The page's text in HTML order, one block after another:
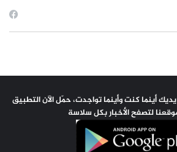
يديك أينما كنت وأينما تواجدت، حمّل الآن التطبيق
لتصفح الأخبار بكل سلاسة